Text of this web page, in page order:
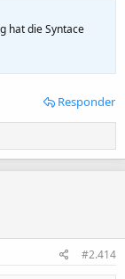
hat die Syntace
Responder
#2.414